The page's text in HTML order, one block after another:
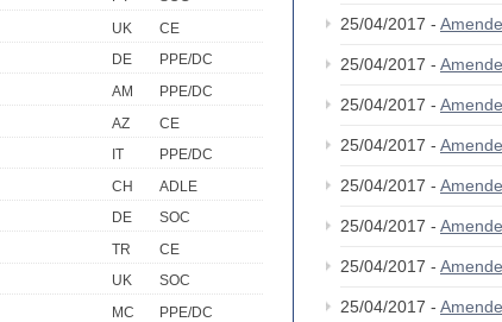
UK
CE
DE
PPE/DC
AM
PPE/DC
AZ
CE
IT
PPE/DC
CH
ADLE
DE
SOC
TR
CE
UK
SOC
MC
PPE/DC
25/04/2017 -
25/04/2017 -
25/04/2017 -
25/04/2017 -
25/04/2017 -
25/04/2017 -
25/04/2017 -
25/04/2017 -